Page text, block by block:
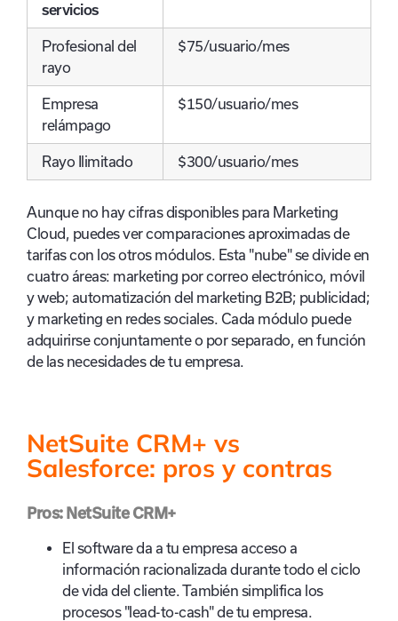
servicios
Profesional del
rayo
$75/usuario/mes
Empresa
relámpago
$150/usuario/mes
Rayo Ilimitado $300/usuario/mes
Aunque no hay cifras disponibles para Marketing
Cloud, puedes ver comparaciones aproximadas de
tarifas con los otros módulos. Esta "nube" se divide en
cuatro áreas: marketing por correo electrónico, móvil
y web; automatización del marketing B2B; publicidad;
y marketing en redes sociales. Cada módulo puede
adquirirse conjuntamente o por separado, en función
de las necesidades de tu empresa.
NetSuite CRM+ vs
Salesforce: pros y contras
Pros: NetSuite CRM+
El software da a tu empresa acceso a
información racionalizada durante todo el ciclo
de vida del cliente. También simplifica los
procesos "lead-to-cash" de tu empresa.